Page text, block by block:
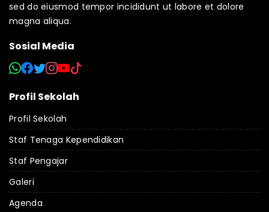
sed do eiusmod tempor incididunt ut labore et dolore
magna aliqua.
Sosial Media
Profil Sekolah
Profil Sekolah
Staf Tenaga Kependidikan
Staf Pengajar
Galeri
Agenda